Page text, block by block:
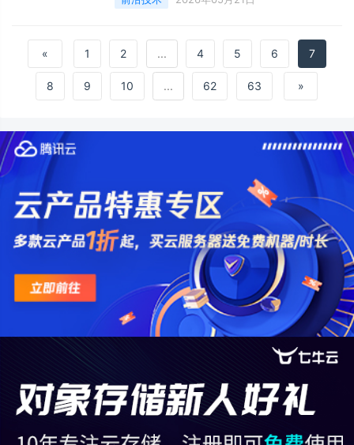
标准化的内存格式&#xff0c;使得不同系统和编
而极大提升数据交换的效率。Arrow 的核心特
点包括&#xff1a; 列式内存布局&#xff1a;数据按
列存储&#xff0c;适合向量化计算和
« 1 2 ... 4 5 6 7
8 9 10 ... 62 63 »